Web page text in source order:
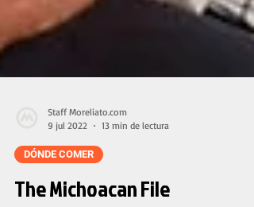
Staff Moreliato.com
9 jul 2022
13 min de lectura
DÓNDE COMER